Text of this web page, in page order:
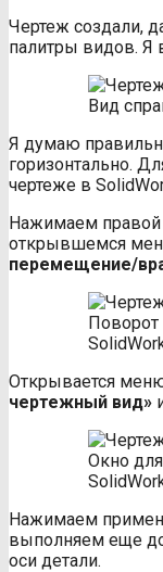
Чертеж создали,
палитры видов. Я
Вид
Я думаю
горизонтально.
чертеже в
Нажимаем
открывшемся
перемещение/
Поворот
Открывается
чертежный вид»
Окно
Нажимаем
выполняем еще
оси детали.